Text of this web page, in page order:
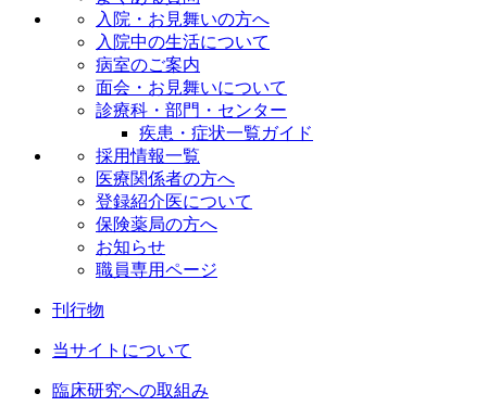
入院・お見舞いの方へ
入院中の生活について
病室のご案内
面会・お見舞いについて
診療科・部門・センター
疾患・症状一覧ガイド
採用情報一覧
医療関係者の方へ
登録紹介医について
保険薬局の方へ
お知らせ
職員専用ページ
刊行物
当サイトについて
臨床研究への取組み